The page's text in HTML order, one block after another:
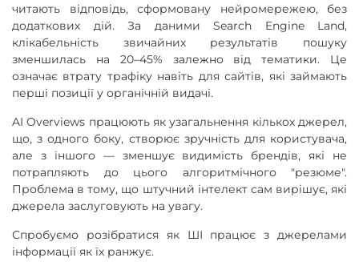
читають відповідь, сформовану нейромережею, без
додаткових дій. За даними Search Engine Land,
клікабельність звичайних результатів пошуку
зменшилась на 20–45% залежно від тематики. Це
означає втрату трафіку навіть для сайтів, які займають
перші позиції у органічній видачі.
AI Overviews працюють як узагальнення кількох джерел,
що, з одного боку, створює зручність для користувача,
але з іншого — зменшує видимість брендів, які не
потрапляють до цього алгоритмічного "резюме".
Проблема в тому, що штучний інтелект сам вирішує, які
джерела заслуговують на увагу.
Спробуємо розібратися як ШІ працює з джерелами
інформації як їх ранжує.